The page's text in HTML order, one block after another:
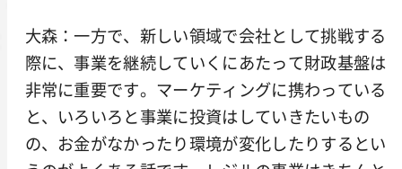
大森：一方で、新しい領域で会社として挑戦する
際に、事業を継続していくにあたって財政基盤は
非常に重要です。マーケティングに携わっている
と、いろいろと事業に投資はしていきたいもの
の、お金がなかったり環境が変化したりするとい